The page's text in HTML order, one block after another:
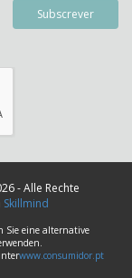
- Alle Rechte
Skillmind
Sie eine alternative
www.consumidor.pt